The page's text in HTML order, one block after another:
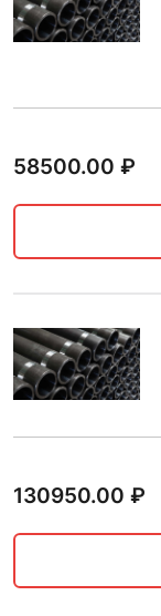
58500.00 ₽
130950.00 ₽